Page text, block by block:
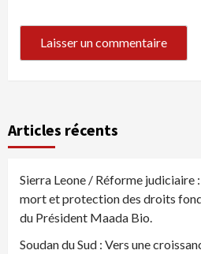
Articles récents
Sierra Leone / Réforme judiciaire
mort et protection des droits
du Président Maada Bio.
Soudan du Sud : Vers une